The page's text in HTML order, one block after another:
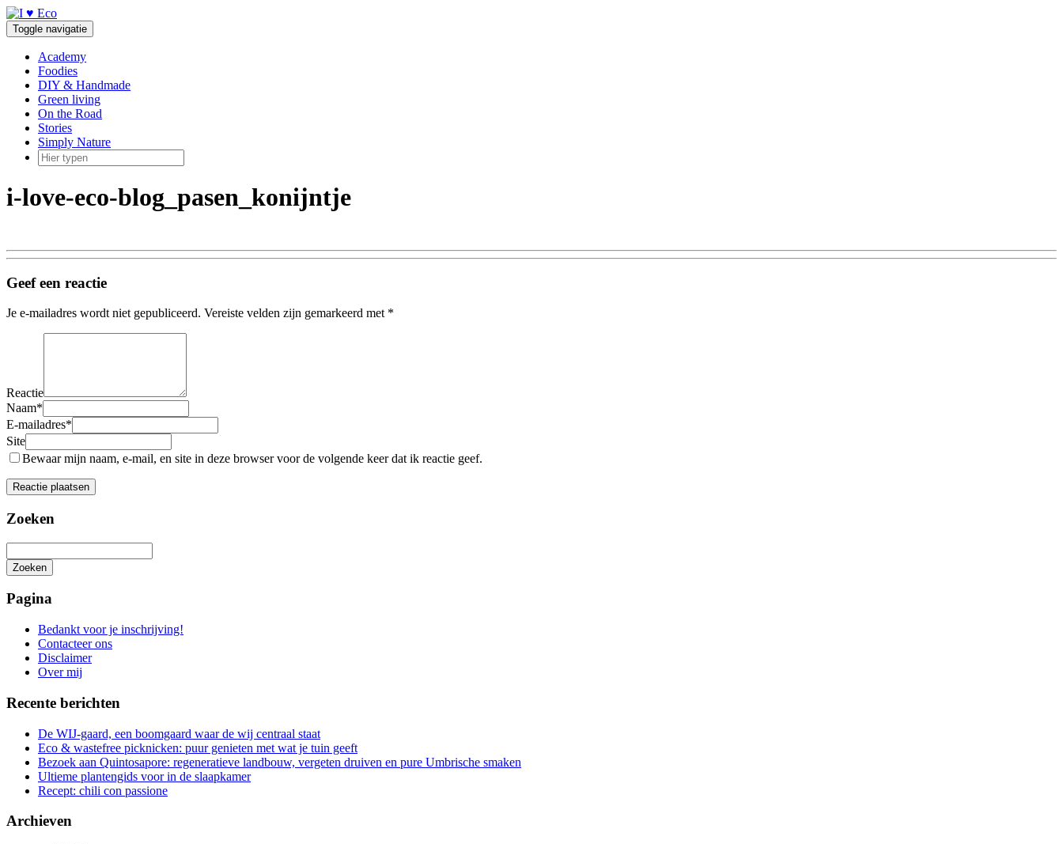
Doorgaan
naar
inhoud
Toggle navigatie
Academy
Foodies
DIY & Handmade
Green living
On the Road
Stories
Simply Nature
i-love-eco-blog_pasen_konijntje
Geef een reactie
Je e-mailadres wordt niet gepubliceerd. Vereiste velden zijn gemarkeerd met *
Reactie
Naam*
E-mailadres*
Site
Bewaar mijn naam, e-mail, en site in deze browser voor de volgende keer dat ik reactie geef.
Zoeken
Zoeken
zoeken
Pagina
Bedankt voor je inschrijving!
Contacteer ons
Disclaimer
Over mij
Recente berichten
De WIJ-gaard, een boomgaard waar de wij centraal staat
Eco & wastefree picknicken: puur genieten met wat je tuin geeft
Bezoek aan Quintosapore: regeneratieve landbouw, vergeten druiven en pure Umbrische smaken
Ultieme plantengids voor in de slaapkamer
Recept: chili con passione
Archieven